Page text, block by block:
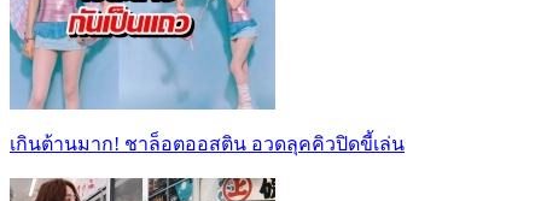
เกินต้านมาก! ชาล็อตออสติน อวดลุคคิวปิดขี้เล่น